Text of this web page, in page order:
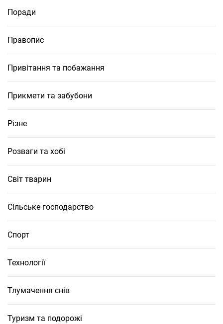
Поради
Правопис
Привітання та побажання
Прикмети та забубони
Різне
Розваги та хобі
Світ тварин
Сільське господарство
Спорт
Технології
Тлумачення снів
Туризм та подорожі